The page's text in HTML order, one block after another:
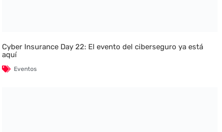
Cyber Insurance Day 22: El evento del ciberseguro ya está
aquí
Eventos